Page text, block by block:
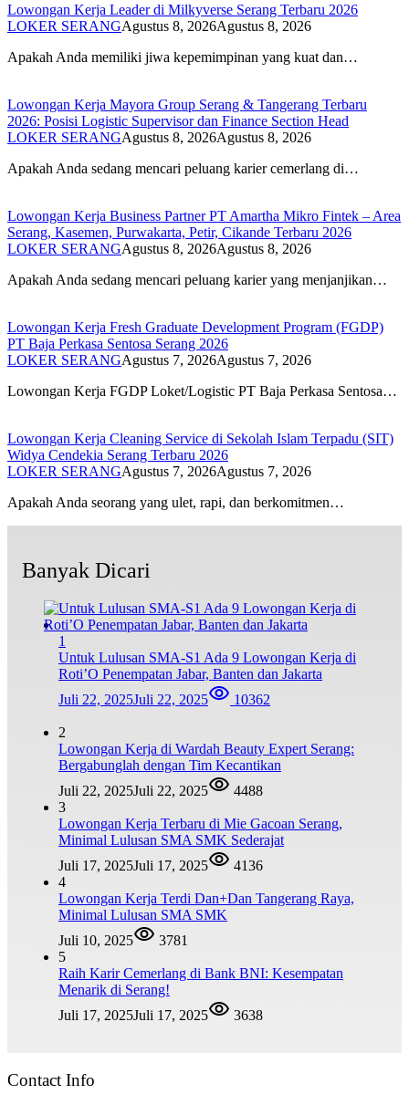
Lowongan Kerja Leader di Milkyverse Serang Terbaru 2026
LOKER SERANGAgustus 8, 2026Agustus 8, 2026
Apakah Anda memiliki jiwa kepemimpinan yang kuat dan…
Lowongan Kerja Mayora Group Serang & Tangerang Terbaru
2026: Posisi Logistic Supervisor dan Finance Section Head
LOKER SERANGAgustus 8, 2026Agustus 8, 2026
Apakah Anda sedang mencari peluang karier cemerlang di…
Lowongan Kerja Business Partner PT Amartha Mikro Fintek – Area
Serang, Kasemen, Purwakarta, Petir, Cikande Terbaru 2026
LOKER SERANGAgustus 8, 2026Agustus 8, 2026
Apakah Anda sedang mencari peluang karier yang menjanjikan…
Lowongan Kerja Fresh Graduate Development Program (FGDP)
PT Baja Perkasa Sentosa Serang 2026
LOKER SERANGAgustus 7, 2026Agustus 7, 2026
Lowongan Kerja FGDP Loket/Logistic PT Baja Perkasa Sentosa…
Lowongan Kerja Cleaning Service di Sekolah Islam Terpadu (SIT)
Widya Cendekia Serang Terbaru 2026
LOKER SERANGAgustus 7, 2026Agustus 7, 2026
Apakah Anda seorang yang ulet, rapi, dan berkomitmen…
Banyak Dicari
1
Untuk Lulusan SMA-S1 Ada 9 Lowongan Kerja di
Roti’O Penempatan Jabar, Banten dan Jakarta
Juli 22, 2025Juli 22, 2025 10362
2
Lowongan Kerja di Wardah Beauty Expert Serang:
Bergabunglah dengan Tim Kecantikan
Juli 22, 2025Juli 22, 2025
4488
3
Lowongan Kerja Terbaru di Mie Gacoan Serang,
Minimal Lulusan SMA SMK Sederajat
Juli 17, 2025Juli 17, 2025
4136
4
Lowongan Kerja Terdi Dan+Dan Tangerang Raya,
Minimal Lulusan SMA SMK
Juli 10, 2025
3781
5
Raih Karir Cemerlang di Bank BNI: Kesempatan
Menarik di Serang!
Juli 17, 2025Juli 17, 2025 3638
Contact Info